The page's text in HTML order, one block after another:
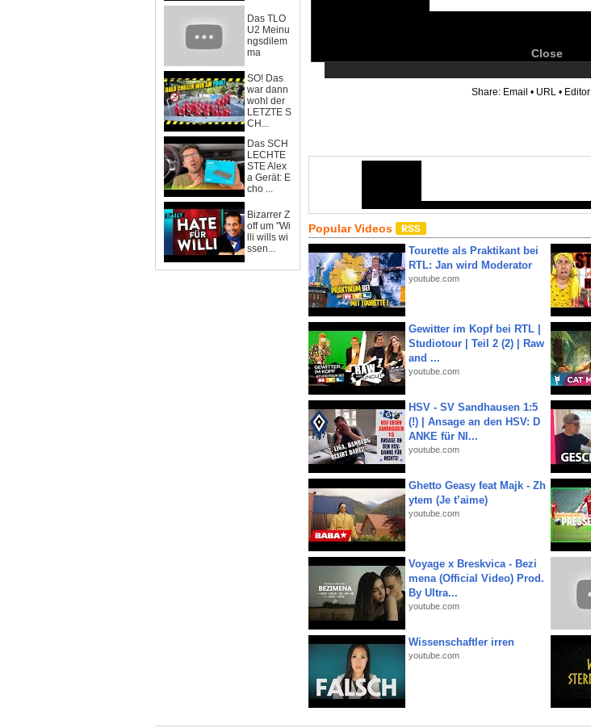
Das TLO
U2 Meinu
ngsdilem
ma
SO! Das
war dann
wohl der
LETZTE S
CH...
Das SCH
LECHTE
STE Alex
a Gerät: E
cho ...
Bizarrer Z
off um "Wi
lli wills wi
ssen...
Close
Share: Email • URL • Editor
Popular Videos
Tourette als Praktikant bei
RTL: Jan wird Moderator
youtube.com
Gewitter im Kopf bei RTL |
Studiotour | Teil 2 (2) | Raw
and ...
youtube.com
HSV - SV Sandhausen 1:5
(!) | Ansage an den HSV: D
ANKE für NI...
youtube.com
Ghetto Geasy feat Majk - Zh
ytem (Je t’aime)
youtube.com
Voyage x Breskvica - Bezi
mena (Official Video) Prod.
By Ultra...
youtube.com
Wissenschaftler irren
youtube.com